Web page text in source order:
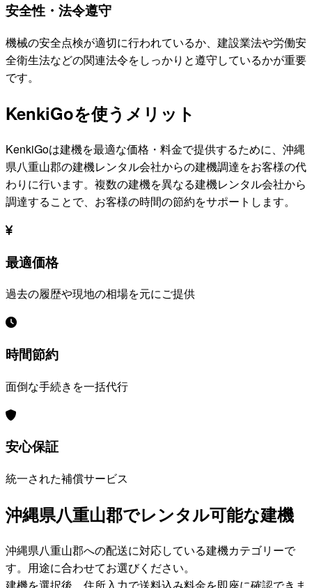
安全性・法令遵守
機械の安全点検が適切に行われているか、建設業法や労働安
全衛生法などの関連法令をしっかりと遵守しているかが重要
です。
KenkiGoを使うメリット
KenkiGoは建機を最適な価格・料金で提供するために、 沖縄
県八重山郡の建機レンタル会社からの建機調達をお客様の代
わりに行います。複数の建機を異なる建機レンタル会社から
調達することで、お客様の時間の節約をサポートします。
最適価格
過去の履歴や現地の相場を元にご提供
時間節約
面倒な手続きを一括代行
安心保証
統一された補償サービス
沖縄県八重山郡でレンタル可能な建機
沖縄県八重山郡への配送に対応している建機カテゴリーで
す。用途に合わせてお選びください。